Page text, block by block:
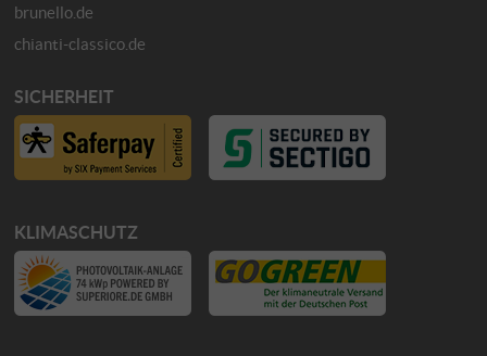
brunello.de
chianti-classico.de
SICHERHEIT
KLIMASCHUTZ